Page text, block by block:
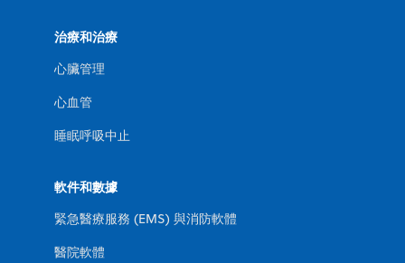
治療和治療
心臟管理
心血管
睡眠呼吸中止
軟件和數據
緊急醫療服務 (EMS) 與消防軟體
醫院軟體